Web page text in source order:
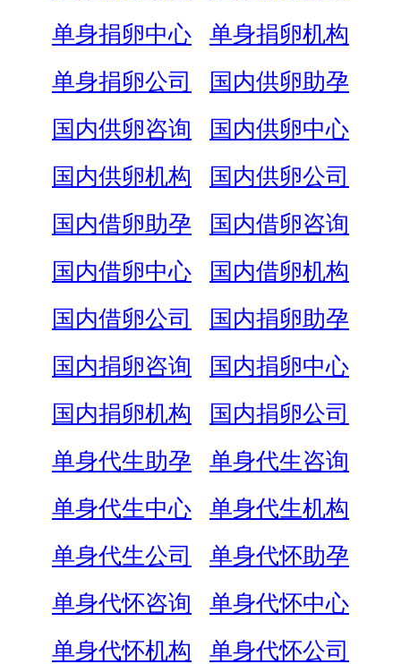
单身捐卵中心
单身捐卵机构
单身捐卵公司
国内供卵助孕
国内供卵咨询
国内供卵中心
国内供卵机构
国内供卵公司
国内借卵助孕
国内借卵咨询
国内借卵中心
国内借卵机构
国内借卵公司
国内捐卵助孕
国内捐卵咨询
国内捐卵中心
国内捐卵机构
国内捐卵公司
单身代生助孕
单身代生咨询
单身代生中心
单身代生机构
单身代生公司
单身代怀助孕
单身代怀咨询
单身代怀中心
单身代怀机构
单身代怀公司